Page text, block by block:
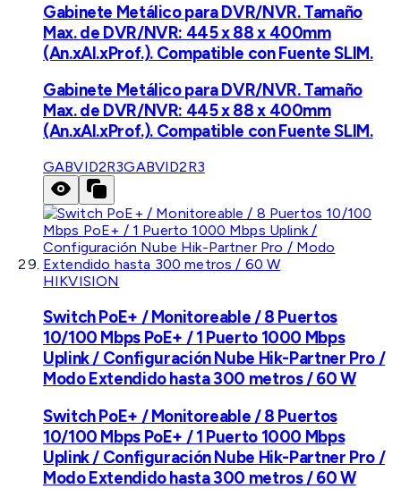
Gabinete Metálico para DVR/NVR. Tamaño
Max. de DVR/NVR: 445 x 88 x 400mm
(An.xAl.xProf.). Compatible con Fuente SLIM.
Gabinete Metálico para DVR/NVR. Tamaño
Max. de DVR/NVR: 445 x 88 x 400mm
(An.xAl.xProf.). Compatible con Fuente SLIM.
GABVID2R3GABVID2R3
HIKVISION
Switch PoE+ / Monitoreable / 8 Puertos
10/100 Mbps PoE+ / 1 Puerto 1000 Mbps
Uplink / Configuración Nube Hik-Partner Pro /
Modo Extendido hasta 300 metros / 60 W
Switch PoE+ / Monitoreable / 8 Puertos
10/100 Mbps PoE+ / 1 Puerto 1000 Mbps
Uplink / Configuración Nube Hik-Partner Pro /
Modo Extendido hasta 300 metros / 60 W